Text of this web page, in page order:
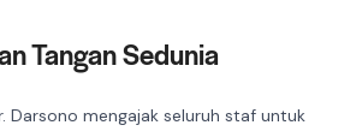
Tangan Sedunia
Darsono mengajak seluruh staf untuk